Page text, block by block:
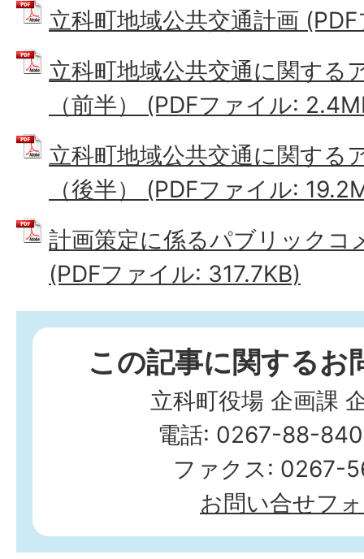
立科町地域公共交通計画
立科町地域公共交通に関する
（前半） (PDFファイル:
立科町地域公共交通に関する
（後半） (PDFファイル:
計画策定に係るパブリックコ
(PDFファイル: 317.7KB)
この記事に関するお
立科町役場 企画課
電話: 0267-88-
ファクス: 0267-
お問い合せフ